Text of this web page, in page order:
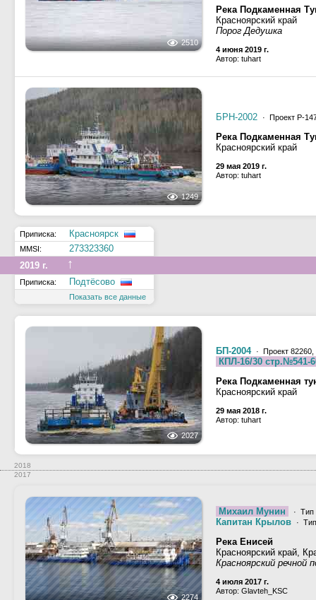
2510
Река Подкаменная
Красноярский край
Порог Дедушка
4 июня 2019 г.
Автор: tuhart
1249
БРН-2002 · Проект Р-
Река Подкаменная
Красноярский край
29 мая 2019 г.
Автор: tuhart
Приписка: Красноярск
MMSI:
273323360
2019 г.
↑
Приписка: Подтёсово
Показать все данные
2027
БП-2004 · Проект 82260,
КПЛ-16/30 стр.№541-
Река Подкаменная
Красноярский край
29 мая 2018 г.
Автор: tuhart
2018
2017
2274
Михаил Мунин · Тип
Капитан Крылов ·
Река Енисей
Красноярский край,
Красноярский речной
4 июля 2017 г.
Автор: Glavteh_KSC